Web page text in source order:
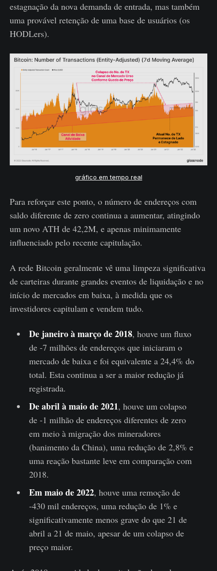
estagnação da nova demanda de entrada, mas também
uma provável retenção de uma base de usuários (os
HODLers).
gráfico em tempo real
Para reforçar este ponto, o número de endereços com
saldo diferente de zero continua a aumentar, atingindo
um novo ATH de 42,2M, e apenas minimamente
influenciado pelo recente capitulação.
A rede Bitcoin geralmente vê uma limpeza significativa
de carteiras durante grandes eventos de liquidação e no
início de mercados em baixa, à medida que os
investidores capitulam e vendem tudo.
De janeiro à março de 2018, houve um fluxo
de -7 milhões de endereços que iniciaram o
mercado de baixa e foi equivalente a 24,4% do
total. Esta continua a ser a maior redução já
registrada.
De abril à maio de 2021, houve um colapso
de -1 milhão de endereços diferentes de zero
em meio à migração dos mineradores
(banimento da China), uma redução de 2,8% e
uma reação bastante leve em comparação com
2018.
Em maio de 2022, houve uma remoção de
-430 mil endereços, uma redução de 1% e
significativamente menos grave do que 21 de
abril a 21 de maio, apesar de um colapso de
preço maior.